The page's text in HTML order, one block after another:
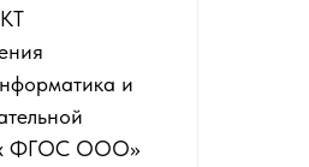
и
ФГОС ООО»